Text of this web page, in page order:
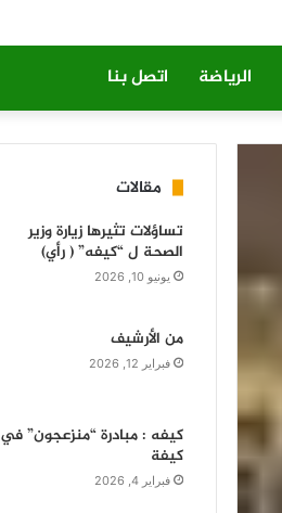
الرياضة اتصل بنا
مقالات
تساؤلات تثيرها زيارة وزير
الصحة ل “كيفه” ( رأي)
يونيو 10, 2026
من الأرشيف
فبراير 12, 2026
كيفه : مبادرة “منزعجون” في
كيفة
فبراير 4, 2026